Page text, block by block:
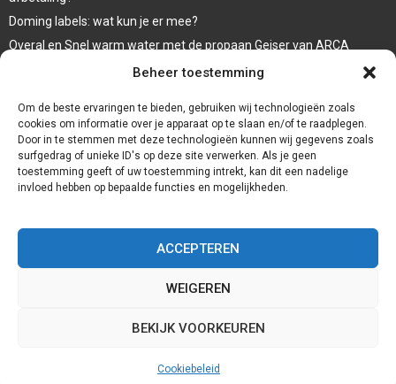
Beheer toestemming
Om de beste ervaringen te bieden, gebruiken wij technologieën zoals
cookies om informatie over je apparaat op te slaan en/of te raadplegen.
Door in te stemmen met deze technologieën kunnen wij gegevens zoals
surfgedrag of unieke ID's op deze site verwerken. Als je geen
toestemming geeft of uw toestemming intrekt, kan dit een nadelige
invloed hebben op bepaalde functies en mogelijkheden.
ACCEPTEREN
WEIGEREN
BEKIJK VOORKEUREN
Cookiebeleid
Doming labels: wat kun je er mee?
Overal en Snel warm water met de propaan Geiser van ARCA
waar koop ik een wc bril
Contact